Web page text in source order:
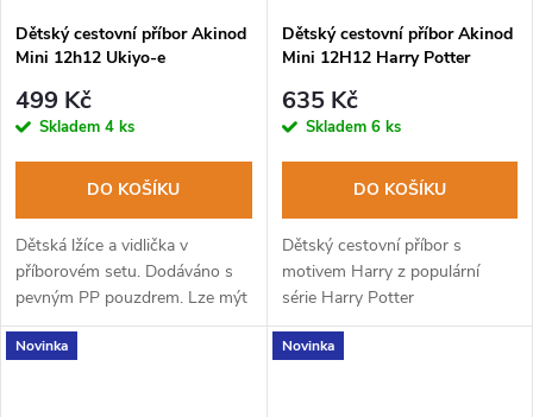
Dětský cestovní příbor Akinod
Mini 12h12 Ukiyo-e
499 Kč
Skladem 4 ks
DO KOŠÍKU
Dětská lžíce a vidlička v
příborovém setu. Dodáváno s
pevným PP pouzdrem. Lze mýt
v myčce na nádobí.
Dětský cestovní příbor Akinod
Mini 12H12 Harry Potter
635 Kč
Skladem 6 ks
DO KOŠÍKU
Dětský cestovní příbor s
motivem Harry z populární
série Harry Potter
Novinka Novinka